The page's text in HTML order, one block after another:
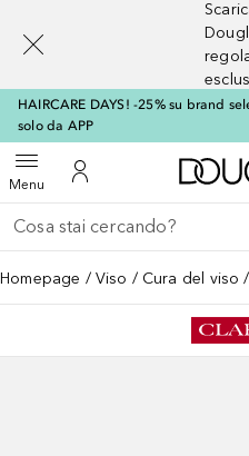
HAIRCARE DAYS! -25% su brand
solo da APP
MenuApri menuAl Mio Account
Torna indietro
Esegui ricerca
Homepage Viso Cura del viso
[navigation.slideout.screenreader]